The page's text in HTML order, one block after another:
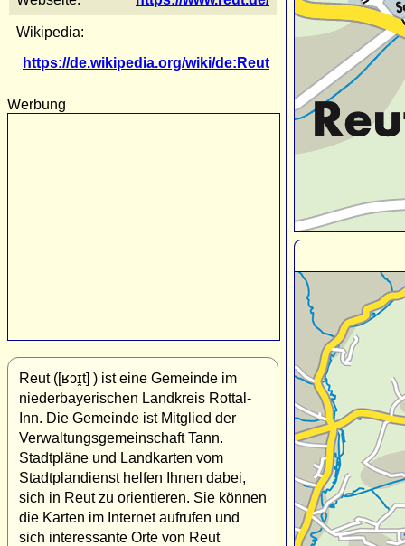
Wikipedia:
https://de.wikipedia.org/wiki/de:Reut
Werbung
Reut ([ʁɔɪ̯t] ) ist eine Gemeinde im
niederbayerischen Landkreis Rottal-
Inn. Die Gemeinde ist Mitglied der
Verwaltungsgemeinschaft Tann.
Stadtpläne und Landkarten vom
Stadtplandienst helfen Ihnen dabei,
sich in Reut zu orientieren. Sie können
die Karten im Internet aufrufen und
sich interessante Orte von Reut